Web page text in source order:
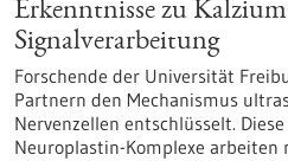
Erkenntnisse zu
Signalverarbeitung
Forschende der Universität
Partnern den Mechanismus
Nervenzellen entschlüsselt.
Neuroplastin-Komplexe arbeiten